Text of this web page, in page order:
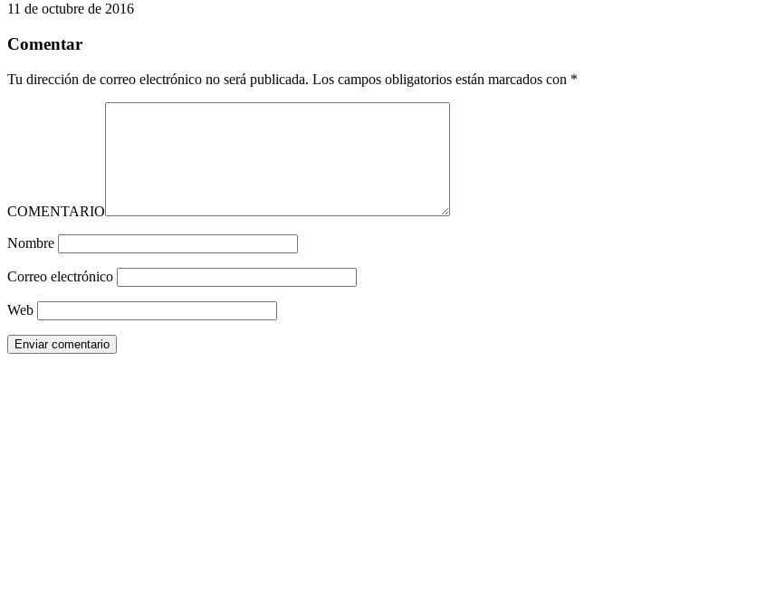
11 de octubre de 2016
Comentar
Tu dirección de correo electrónico no será publicada. Los campos obligatorios están marcados con *
COMENTARIO
Nombre
Correo electrónico
Web